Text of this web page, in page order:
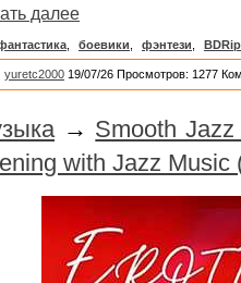
далее
боевики фэнтези BDRip
yuretc2000 19/07/26 Просмотров: 1277
→ Smooth
with Jazz Music